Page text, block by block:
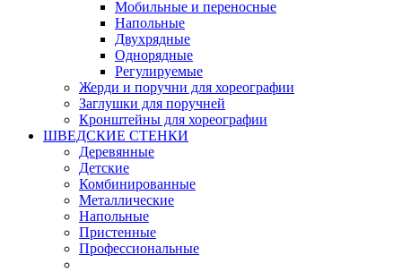
Мобильные и переносные
Напольные
Двухрядные
Однорядные
Регулируемые
Жерди и поручни для хореографии
Заглушки для поручней
Кронштейны для хореографии
ШВЕДСКИЕ СТЕНКИ
Деревянные
Детские
Комбинированные
Металлические
Напольные
Пристенные
Профессиональные